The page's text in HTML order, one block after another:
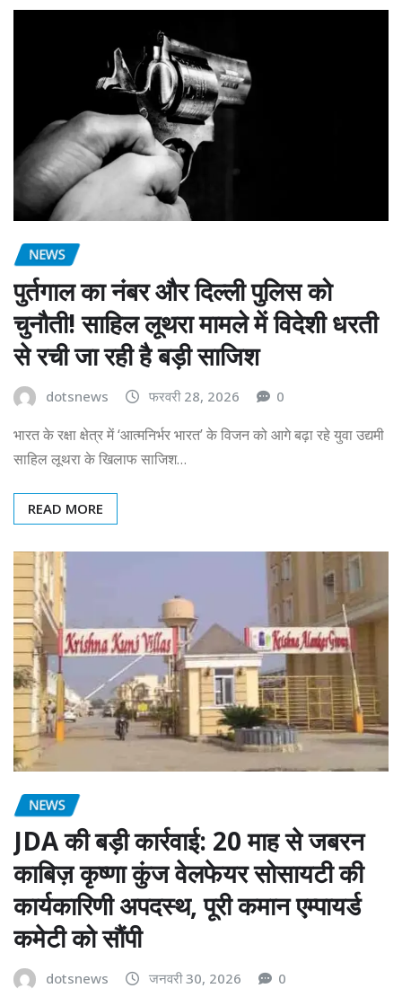
NEWS
पुर्तगाल का नंबर और दिल्ली पुलिस को
चुनौती! साहिल लूथरा मामले में विदेशी धरती
से रची जा रही है बड़ी साजिश
dotsnews फरवरी 28, 2026 0
भारत के रक्षा क्षेत्र में ‘आत्मनिर्भर भारत’ के विजन को आगे बढ़ा रहे युवा उद्यमी
साहिल लूथरा के खिलाफ साजिश…
READ MORE
NEWS
JDA की बड़ी कार्रवाई: 20 माह से जबरन
काबिज़ कृष्णा कुंज वेलफेयर सोसायटी की
कार्यकारिणी अपदस्थ, पूरी कमान एम्पायर्ड
कमेटी को सौंपी
dotsnews जनवरी 30, 2026 0